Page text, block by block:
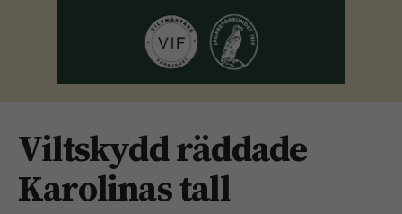
Viltskydd räddade
Karolinas tall